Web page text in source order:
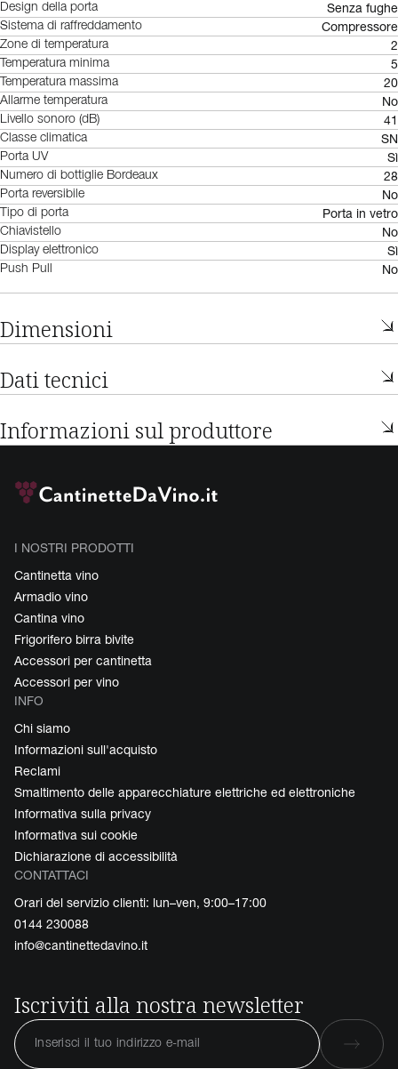
Design della porta Senza fughe
Sistema di raffreddamento Compressore
Zone di temperatura 2
Temperatura minima 5
Temperatura massima 20
Allarme temperatura No
Livello sonoro (dB) 41
Classe climatica SN
Porta UV Sì
Numero di bottiglie Bordeaux 28
Porta reversibile No
Tipo di porta Porta in vetro
Chiavistello No
Display elettronico Sì
Push Pull No
Dimensioni
Dati tecnici
Informazioni sul produttore
I NOSTRI PRODOTTI
Cantinetta vino
Armadio vino
Cantina vino
Frigorifero birra bivite
Accessori per cantinetta
Accessori per vino
INFO
Chi siamo
Informazioni sull'acquisto
Reclami
Smaltimento delle apparecchiature elettriche ed elettroniche
Informativa sulla privacy
Informativa sui cookie
Dichiarazione di accessibilità
CONTATTACI
Orari del servizio clienti: lun–ven, 9:00–17:00
0144 230088
info@cantinettedavino.it
Iscriviti alla nostra newsletter